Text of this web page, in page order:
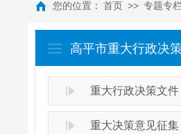
您的位置： 首页 >> 专题专
高平市重大行政决
重大行政决策文件
重大决策意见征集